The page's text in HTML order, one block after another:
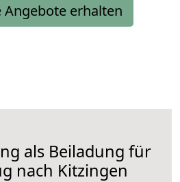
Angebote erhalten
als Beiladung für
nach Kitzingen